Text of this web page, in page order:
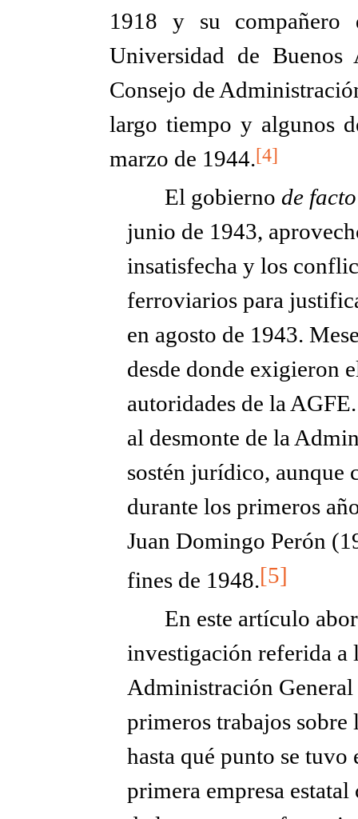
1918 y su compañero
Universidad de
Consejo de
largo tiempo y algunos
marzo de 1944.[4]
El gobiernode facto
junio de 1943,
insatisfecha y los
ferroviarios para
en agosto de 1943.
desde donde exigieron
autoridades de la
al desmonte de la
sostén jurídico, aunque
durante los primeros
Juan Domingo Perón
fines de 1948.[5]
En este artículo
investigación referida a
Administración
primeros trabajos
hasta qué punto se
primera empresa